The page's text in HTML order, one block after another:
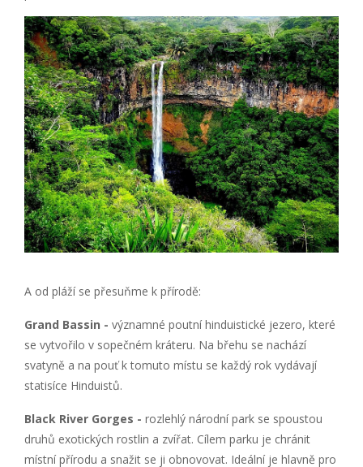
A od pláží se přesuňme k přírodě:
Grand Bassin - významné poutní hinduistické jezero, které
se vytvořilo v sopečném kráteru. Na břehu se nachází
svatyně a na pouť k tomuto místu se každý rok vydávají
statisíce Hinduistů.
Black River Gorges - rozlehlý národní park se spoustou
druhů exotických rostlin a zvířat. Cílem parku je chránit
místní přírodu a snažit se ji obnovovat. Ideální je hlavně pro